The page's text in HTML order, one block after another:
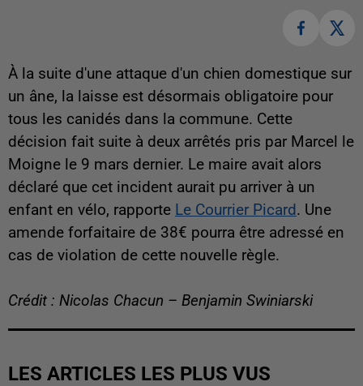
À la suite d'une attaque d'un chien domestique sur
un âne, la laisse est désormais obligatoire pour
tous les canidés dans la commune. Cette
décision fait suite à deux arrêtés pris par Marcel le
Moigne le 9 mars dernier. Le maire avait alors
déclaré que cet incident aurait pu arriver à un
enfant en vélo, rapporte Le Courrier Picard. Une
amende forfaitaire de 38€ pourra être adressé en
cas de violation de cette nouvelle règle.
Crédit : Nicolas Chacun – Benjamin Swiniarski
LES ARTICLES LES PLUS VUS